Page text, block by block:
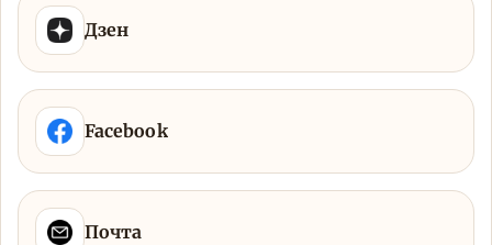
Дзен
Facebook
Почта